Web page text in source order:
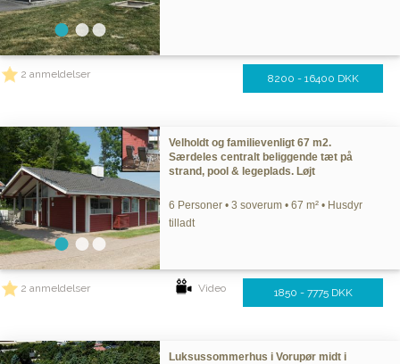
2 anmeldelser 8200 - 16400 DKK
Velholdt og familievenligt 67 m2.
Særdeles centralt beliggende tæt på
strand, pool & legeplads. Løjt
6 Personer • 3 soverum • 67 m² • Husdyr
tilladt
2 anmeldelser Video 1850 - 7775 DKK
Luksussommerhus i Vorupør midt i